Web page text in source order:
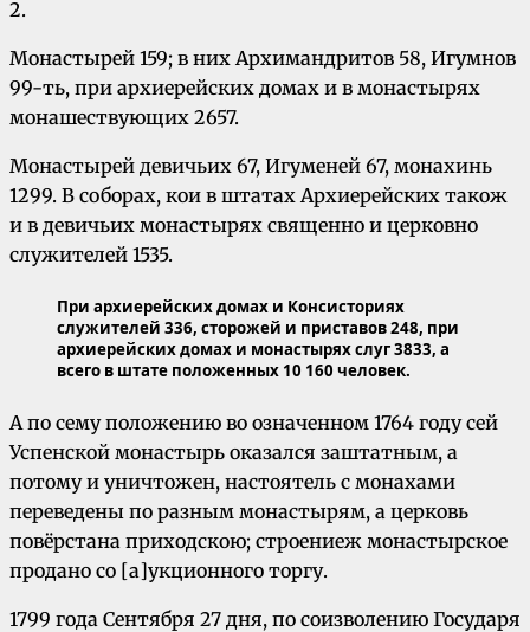
2.
Монастырей 159; в них Архимандритов 58, Игумнов
99-ть, при архиерейских домах и в монастырях
монашествующих 2657.
Монастырей девичьих 67, Игуменей 67, монахинь
1299. В соборах, кои в штатах Архиерейских також
и в девичьих монастырях священно и церковно
служителей 1535.
При архиерейских домах и Консисториях
служителей 336, сторожей и приставов 248, при
архиерейских домах и монастырях слуг 3833, а
всего в штате положенных 10 160 человек.
А по сему положению во означенном 1764 году сей
Успенской монастырь оказался заштатным, а
потому и уничтожен, настоятель с монахами
переведены по разным монастырям, а церковь
повёрстана приходскою; строениеж монастырское
продано со [а]укционного торгу.
1799 года Сентября 27 дня, по соизволению Государя